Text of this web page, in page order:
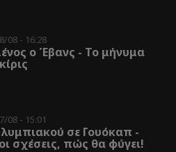
08 - 16:28
ο Έβανς - Το μήνυμα
08 - 15:01
σε Γουόκαπ -
σχέσεις, πώς θα φύγει!